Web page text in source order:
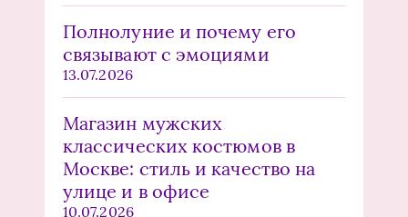
Полнолуние и почему его
связывают с эмоциями
13.07.2026
Магазин мужских
классических костюмов в
Москве: стиль и качество на
улице и в офисе
10.07.2026